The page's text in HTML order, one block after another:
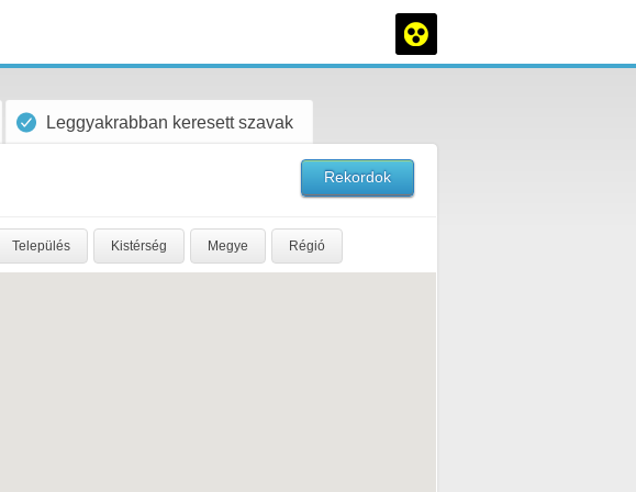
Leggyakrabban keresett szavak
Rekordok
Település Kistérség Megye Régió